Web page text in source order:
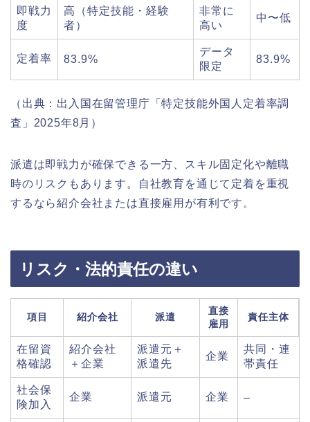
即戦力
度
高（特定技能・経験
者）
非常に
高い
中〜低
定着率 83.9%
データ
限定
83.9%
（出典：出入国在留管理庁「特定技能外国人定着率調
査」2025年8月）
派遣は即戦力が確保できる一方、スキル固定化や離職
時のリスクもあります。自社教育を通じて定着を重視
するなら紹介会社または直接雇用が有利です。
リスク・法的責任の違い
項目 紹介会社 派遣
直接
雇用
責任主体
在留資
格確認
紹介会社
＋企業
派遣元＋
派遣先
企業
共同・連
帯責任
社会保
険加入
企業 派遣元 企業 –